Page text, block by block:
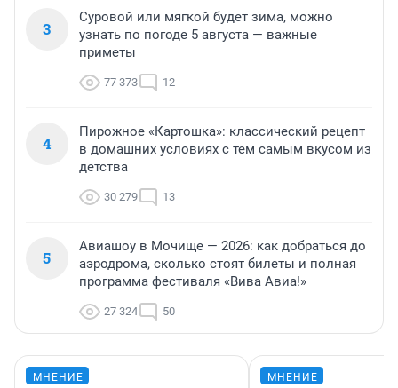
3
Суровой или мягкой будет зима, можно
узнать по погоде 5 августа — важные
приметы
77 373 12
4
Пирожное «Картошка»: классический рецепт
в домашних условиях с тем самым вкусом из
детства
30 279 13
5
Авиашоу в Мочище — 2026: как добраться до
аэродрома, сколько стоят билеты и полная
программа фестиваля «Вива Авиа!»
27 324 50
МНЕНИЕ МНЕНИЕ